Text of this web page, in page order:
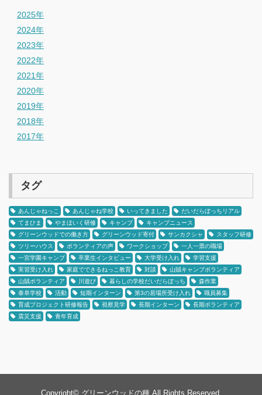
2025年
2024年
2023年
2022年
2021年
2020年
2019年
2018年
2017年
タグ
あんじゃねっこ あんじゃね学校 いってきました
だいだらぼっちリアル
てまひま
やまほいく研修 キャンプ
キャンプニュース
グリーンウッドでの働き方
グリーンウッド寄付 サンカクシャ
スタッフ研修
ツリーハウス
ボランティアの声 ワークショップ
一人一票の職場
一宮学園キャンプ
卒業生インタビュー 大学受け入れ
学習支援
実習受け入れ
家庭でできるねっこ教育 対談
山賊キャンプボランティア
山賊ボランティア
川遊び 暮らしの学校だいだらぼっち
森作業
泰阜学校
活動 短期インターン 第3の居場所受け入れ
職員募集
育成プロジェクト研修報告
視察見学 長期インターン
長期ボランティア
震災支援
青年育成
Copyright© グリーンウッドの種All Rights Reserved.